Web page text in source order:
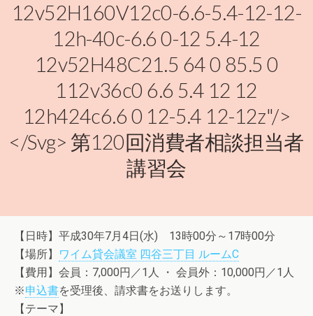
12v52H160V12c0-6.6-5.4-12-12-
12h-40c-6.6 0-12 5.4-12
12v52H48C21.5 64 0 85.5 0
112v36c0 6.6 5.4 12 12
12h424c6.6 0 12-5.4 12-12z"/>
</svg> 第120回消費者相談担当者
講習会
【日時】平成30年7月4日(水) 13時00分～17時00分
【場所】
ワイム貸会議室 四谷三丁目 ルームC
【費用】会員：7,000円／1人 ・ 会員外：10,000円／1人
※申込書を受理後、請求書をお送りします。
【テーマ】